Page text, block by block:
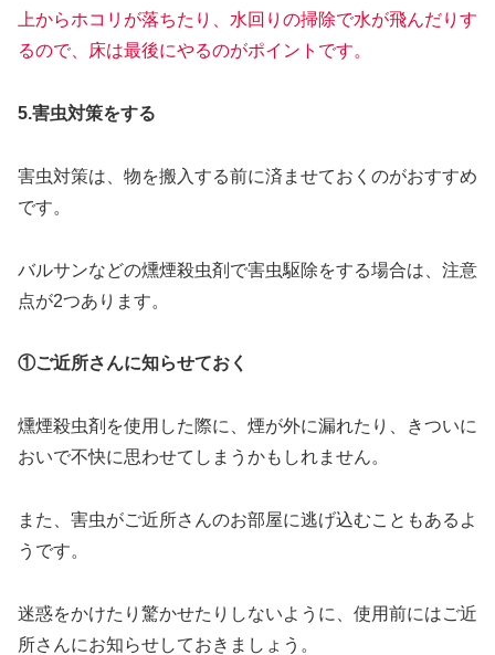
上からホコリが落ちたり、水回りの掃除で水が飛んだりす
るので、床は最後にやるのがポイントです。
5.害虫対策をする
害虫対策は、物を搬入する前に済ませておくのがおすすめ
です。
バルサンなどの燻煙殺虫剤で害虫駆除をする場合は、注意
点が2つあります。
①ご近所さんに知らせておく
燻煙殺虫剤を使用した際に、煙が外に漏れたり、きついに
おいで不快に思わせてしまうかもしれません。
また、害虫がご近所さんのお部屋に逃げ込むこともあるよ
うです。
迷惑をかけたり驚かせたりしないように、使用前にはご近
所さんにお知らせしておきましょう。